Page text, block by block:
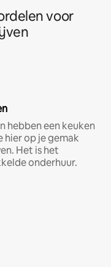
voor
hebben een keuken
hier op je gemak
Het is het
onderhuur.